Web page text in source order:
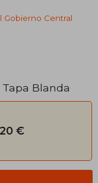
Gobierno Central
Tapa Blanda
€